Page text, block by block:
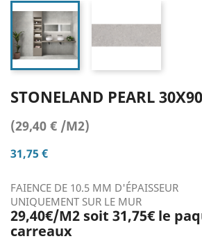
STONELAND PEARL 30X90
(29,40 € /M2)
31,75 €
FAIENCE DE 10.5 MM D'ÉPAISSEUR
UNIQUEMENT SUR LE MUR
29,40€/M2 soit 31,75€ le
carreaux